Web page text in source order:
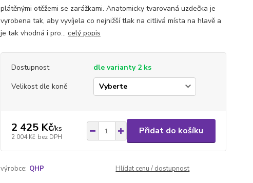
plátěnými otěžemi se zarážkami. Anatomicky tvarovaná uzdečka je
vyrobena tak, aby vyvíjela co nejnižší tlak na citlivá místa na hlavě a
je tak vhodná i pro... celý popis
Dostupnost
dle varianty 2 ks
Velikost dle koně
2 425 Kč/ks
2 004 Kč bez DPH
Přidat do košíku
výrobce: QHP Hlídat cenu / dostupnost